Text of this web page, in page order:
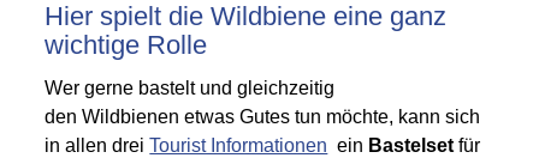
Hier spielt die Wildbiene eine ganz
wichtige Rolle
Wer gerne bastelt und gleichzeitig
den Wildbienen etwas Gutes tun möchte, kann sich
in allen dreiTourist Informationen ein Bastelset für